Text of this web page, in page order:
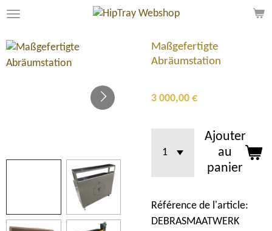
Passer
contenu
principal
Maßgefertigte
Abräumstation
3 000,00 €
Ajouter
au
panier
Référence de l'article:
DEBRASMAATWERK